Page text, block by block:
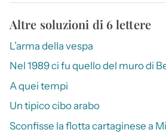
Altre soluzioni di 6 lettere
L’arma della vespa
Nel 1989 ci fu quello del muro di
A quei tempi
Un tipico cibo arabo
Sconfisse la flotta cartaginese a